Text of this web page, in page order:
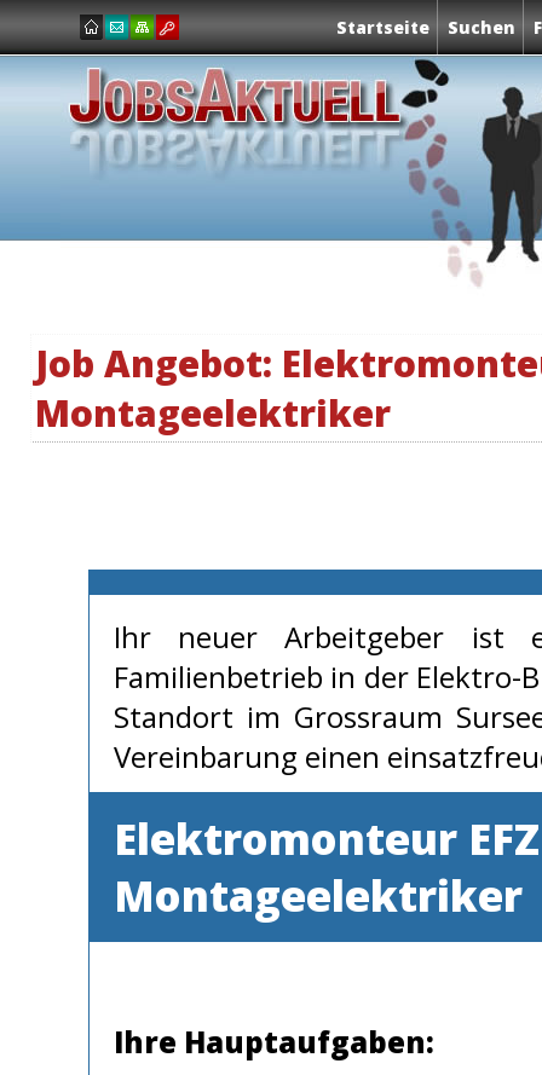
Startseite Suchen
Job Angebot:
Montageelektriker
Ihr neuer Arbeitgeber ist
Familienbetrieb in der Elektro-
Standort im Grossraum
Vereinbarung einen
Elektromonteur
Montageelektriker
Ihre Hauptaufgaben: